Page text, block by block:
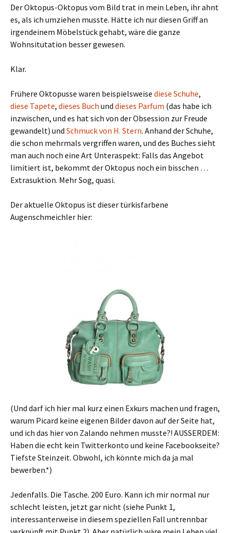
Der Oktopus-Oktopus vom Bild trat in mein Leben, ihr ahnt
es, als ich umziehen musste. Hätte ich nur diesen Griff an
irgendeinem Möbelstück gehabt, wäre die ganze
Wohnsitutation besser gewesen.
Klar.
Frühere Oktopusse waren beispielsweise diese Schuhe,
diese Tapete, dieses Buch und dieses Parfum (das habe ich
inzwischen, und es hat sich von der Obsession zur Freude
gewandelt) und Schmuck von H. Stern. Anhand der Schuhe,
die schon mehrmals vergriffen waren, und des Buches sieht
man auch noch eine Art Unteraspekt: Falls das Angebot
limitiert ist, bekommt der Oktopus noch ein bisschen …
Extrasuktion. Mehr Sog, quasi.
Der aktuelle Oktopus ist dieser türkisfarbene
Augenschmeichler hier:
(Und darf ich hier mal kurz einen Exkurs machen und fragen,
warum Picard keine eigenen Bilder davon auf der Seite hat,
und ich das hier von Zalando nehmen musste?! AUSSERDEM:
Haben die echt kein Twitterkonto und keine Facebookseite?
Tiefste Steinzeit. Obwohl, ich könnte mich da ja mal
bewerben.*)
Jedenfalls. Die Tasche. 200 Euro. Kann ich mir normal nur
schlecht leisten, jetzt gar nicht (siehe Punkt 1,
interessanterweise in diesem speziellen Fall untrennbar